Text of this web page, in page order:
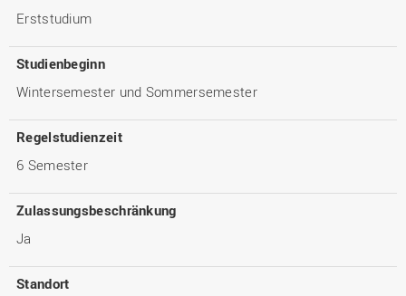
Erststudium
Studienbeginn
Wintersemester und Sommersemester
Regelstudienzeit
6 Semester
Zulassungsbeschränkung
Ja
Standort